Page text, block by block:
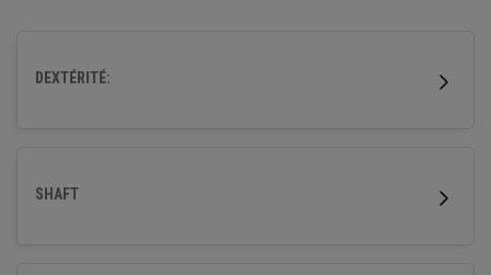
DEXTÉRITÉ:
SHAFT